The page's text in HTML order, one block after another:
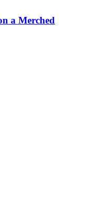
a Merched